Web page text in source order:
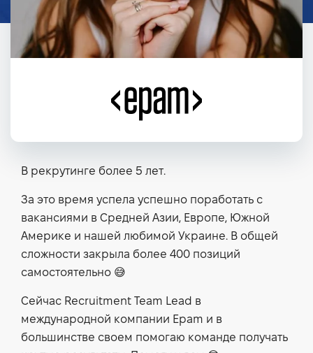
В рекрутинге более 5 лет.
За это время успела успешно поработать с
вакансиями в Средней Азии, Европе, Южной
Америке и нашей любимой Украине. В общей
сложности закрыла более 400 позиций
самостоятельно 😅
Сейчас Recruitment Team Lead в
международной компании Epam и в
большинстве своем помогаю команде получать